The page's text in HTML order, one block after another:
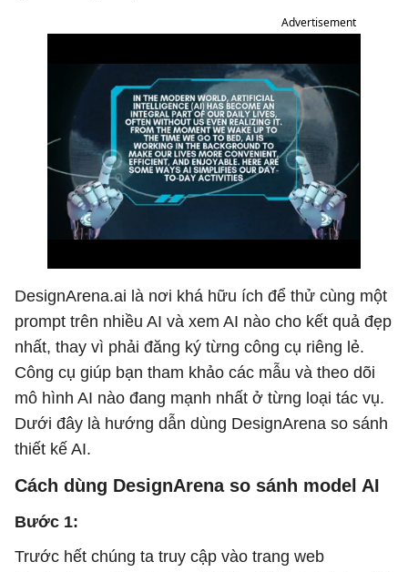
Advertisement
DesignArena.ai là nơi khá hữu ích để thử cùng một
prompt trên nhiều AI và xem AI nào cho kết quả đẹp
nhất, thay vì phải đăng ký từng công cụ riêng lẻ.
Công cụ giúp bạn tham khảo các mẫu và theo dõi
mô hình AI nào đang mạnh nhất ở từng loại tác vụ.
Dưới đây là hướng dẫn dùng DesignArena so sánh
thiết kế AI.
Cách dùng DesignArena so sánh model AI
Bước 1:
Trước hết chúng ta truy cập vào trang web